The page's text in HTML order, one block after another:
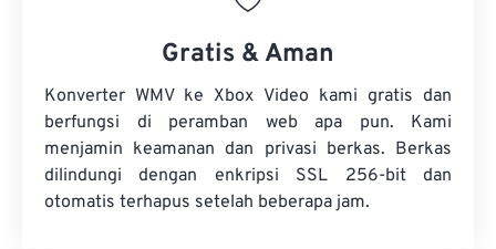
Gratis & Aman
Konverter WMV ke Xbox Video kami gratis dan
berfungsi di peramban web apa pun. Kami
menjamin keamanan dan privasi berkas. Berkas
dilindungi dengan enkripsi SSL 256-bit dan
otomatis terhapus setelah beberapa jam.